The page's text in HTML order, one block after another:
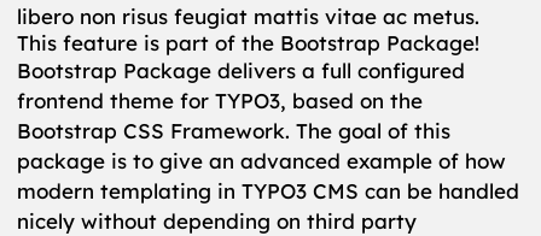
libero non risus feugiat mattis vitae ac metus.
This feature is part of the Bootstrap Package!
Bootstrap Package delivers a full configured
frontend theme for TYPO3, based on the
Bootstrap CSS Framework. The goal of this
package is to give an advanced example of how
modern templating in TYPO3 CMS can be handled
nicely without depending on third party